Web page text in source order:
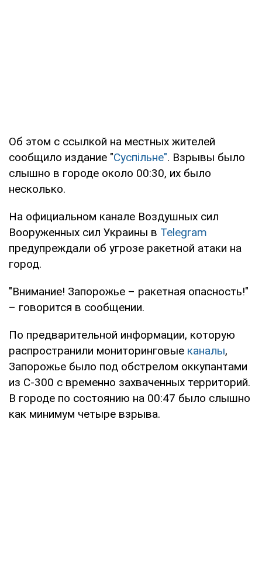
Об этом с ссылкой на местных жителей
сообщило издание "Суспільне". Взрывы было
слышно в городе около 00:30, их было
несколько.
На официальном канале Воздушных сил
Вооруженных сил Украины в Telegram
предупреждали об угрозе ракетной атаки на
город.
"Внимание! Запорожье – ракетная опасность!"
– говорится в сообщении.
По предварительной информации, которую
распространили мониторинговые каналы,
Запорожье было под обстрелом оккупантами
из С-300 с временно захваченных территорий.
В городе по состоянию на 00:47 было слышно
как минимум четыре взрыва.